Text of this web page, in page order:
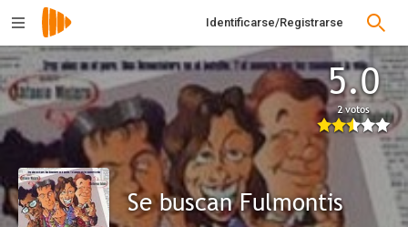
Identificarse/Registrarse
5.0
2 votos
Se buscan Fulmontis